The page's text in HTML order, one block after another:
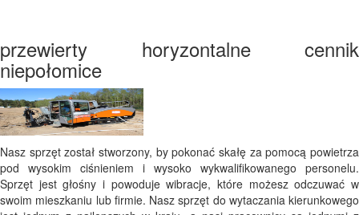
przewierty horyzontalne cennik
niepołomice
Nasz sprzęt został stworzony, by pokonać skałę za pomocą powietrza
pod wysokim ciśnieniem i wysoko wykwalifikowanego personelu.
Sprzęt jest głośny i powoduje wibracje, które możesz odczuwać w
swoim mieszkaniu lub firmie. Nasz sprzęt do wytaczania kierunkowego